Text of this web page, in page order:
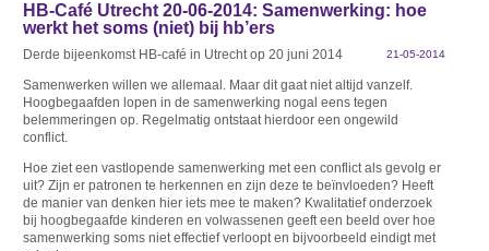
HB-Café Utrecht 20-06-2014: Samenwerking: hoe
werkt het soms (niet) bij hb’ers
21-05-2014
Derde bijeenkomst HB-café in Utrecht op 20 juni 2014
Samenwerken willen we allemaal. Maar dit gaat niet altijd vanzelf.
Hoogbegaafden lopen in de samenwerking nogal eens tegen
belemmeringen op. Regelmatig ontstaat hierdoor een ongewild
conflict.
Hoe ziet een vastlopende samenwerking met een conflict als gevolg er
uit? Zijn er patronen te herkennen en zijn deze te beïnvloeden? Heeft
de manier van denken hier iets mee te maken? Kwalitatief onderzoek
bij hoogbegaafde kinderen en volwassenen geeft een beeld over hoe
samenwerking soms niet effectief verloopt en bijvoorbeeld eindigt met